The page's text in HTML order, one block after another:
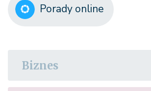
Porady online
Biznes